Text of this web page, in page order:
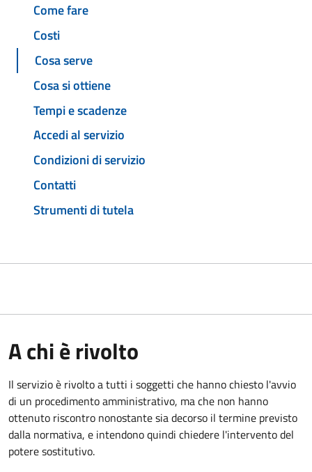
Come fare
Costi
Cosa serve
Cosa si ottiene
Tempi e scadenze
Accedi al servizio
Condizioni di servizio
Contatti
Strumenti di tutela
A chi è rivolto
Il servizio è rivolto a tutti i soggetti che hanno chiesto l'avvio
di un procedimento amministrativo, ma che non hanno
ottenuto riscontro nonostante sia decorso il termine previsto
dalla normativa, e intendono quindi chiedere l'intervento del
potere sostitutivo.